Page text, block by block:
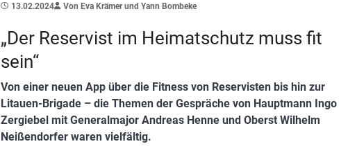
13.02.2024 Von Eva Krämer und Yann Bombeke
„Der Reservist im Heimatschutz muss fit
sein“
Von einer neuen App über die Fitness von Reservisten bis hin zur
Litauen-Brigade – die Themen der Gespräche von Hauptmann Ingo
Zergiebel mit Generalmajor Andreas Henne und Oberst Wilhelm
Neißendorfer waren vielfältig.